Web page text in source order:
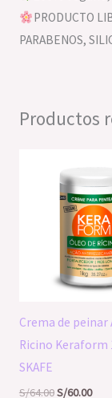
PRODUCTO
PARABENOS,
Productos
Crema de peinar
Ricino Keraform
SKAFE
S/64.00
precio
original
era:
S/64.00.
S/60.00
es:
S/